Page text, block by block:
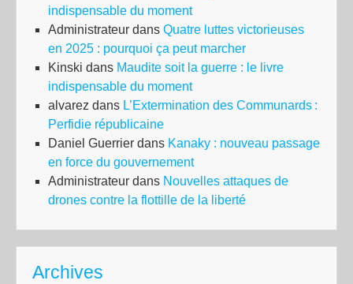
indispensable du moment
Administrateur dans Quatre luttes victorieuses
en 2025 : pourquoi ça peut marcher
Kinski dans Maudite soit la guerre : le livre
indispensable du moment
alvarez dans L’Extermination des Communards :
Perfidie républicaine
Daniel Guerrier dans Kanaky : nouveau passage
en force du gouvernement
Administrateur dans Nouvelles attaques de
drones contre la flottille de la liberté
Archives